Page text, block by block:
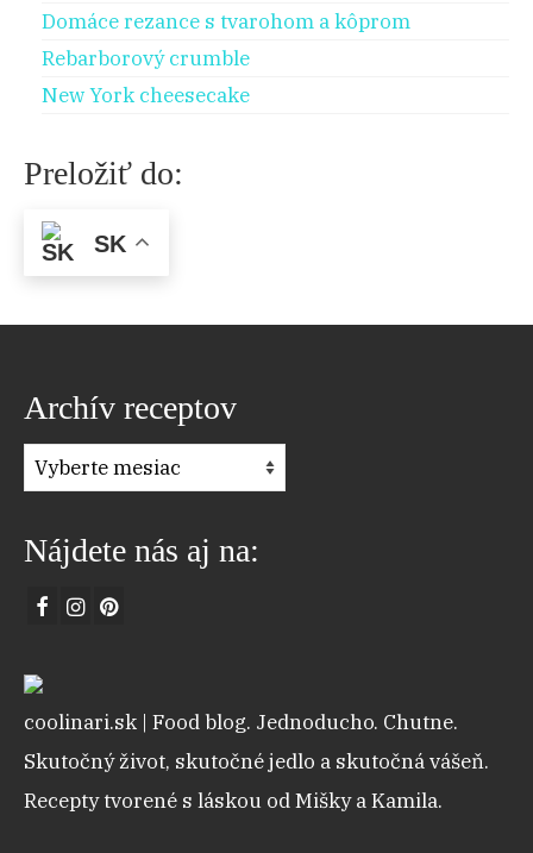
Domáce rezance s tvarohom a kôprom
Rebarborový crumble
New York cheesecake
Preložiť do:
SK
Archív receptov
Archív
Nájdete nás aj na:
coolinari.sk | Food blog. Jednoducho. Chutne.
Skutočný život, skutočné jedlo a skutočná vášeň.
Recepty tvorené s láskou od Mišky a Kamila.